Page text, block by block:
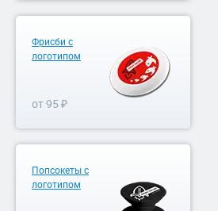
Фрисби с
логотипом
от 95 ₽
Попсокеты с
логотипом